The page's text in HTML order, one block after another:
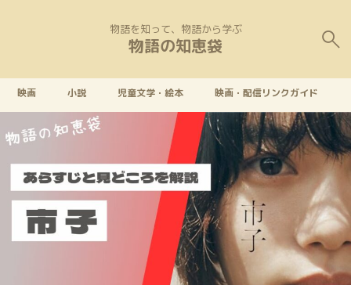
物語を知って、物語から学ぶ
物語の知恵袋
映画 小説 児童文学・絵本 映画・配信リンクガイド